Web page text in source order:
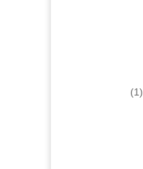
(1)